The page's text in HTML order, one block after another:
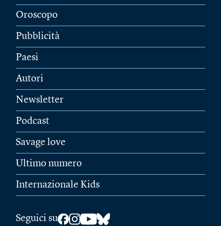
Oroscopo
Pubblicità
Paesi
Autori
Newsletter
Podcast
Savage love
Ultimo numero
Internazionale Kids
Seguici su